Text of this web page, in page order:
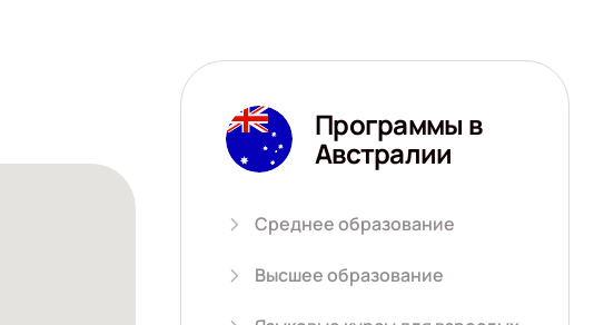
Программы в
Австралии
Среднее образование
Высшее образование